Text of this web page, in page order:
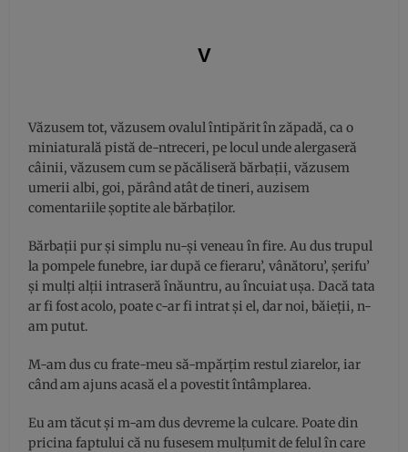
V
Văzusem tot, văzusem ovalul întipărit în zăpadă, ca o
miniaturală pistă de-ntreceri, pe locul unde alergaseră
câinii, văzusem cum se păcăliseră bărbaţii, văzusem
umerii albi, goi, părând atât de tineri, auzisem
comentariile şoptite ale bărbaţilor.
Bărbaţii pur şi simplu nu-şi veneau în fire. Au dus trupul
la pompele funebre, iar după ce fieraru’, vânătoru’, şerifu’
şi mulţi alţii intraseră înăuntru, au încuiat uşa. Dacă tata
ar fi fost acolo, poate c-ar fi intrat şi el, dar noi, băieţii, n-
am putut.
M-am dus cu frate-meu să-mpărţim restul ziarelor, iar
când am ajuns acasă el a povestit întâmplarea.
Eu am tăcut şi m-am dus devreme la culcare. Poate din
pricina faptului că nu fusesem mulţumit de felul în care